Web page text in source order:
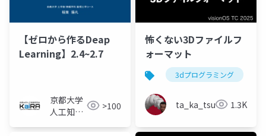
【ゼロから作るDeap
Learning】2.4~2.7
京都大学
人工知能
>100
怖くない3Dファイルフ
ォーマット
3dプログラミング
ta_ka_tsu 1.3K